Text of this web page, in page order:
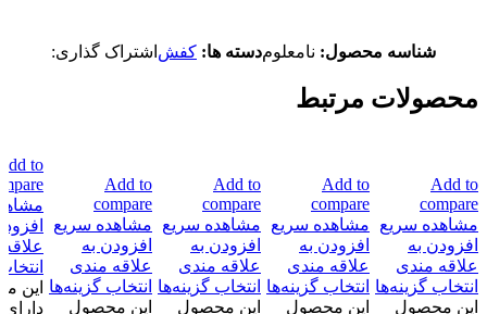
شناسه محصول: نامعلومدسته ها: کفش اشتراک گذاری:
محصولات مرتبط
Add to
compare
مشاهده سریع
افزودن به
علاقه مندی
انتخاب گزینه‌ها
این محصول
Add to
compare
مشاهده سریع
افزودن به
علاقه مندی
انتخاب گزینه‌ها
این محصول
Add to
compare
مشاهده سریع
افزودن به
علاقه مندی
انتخاب گزینه‌ها
این محصول
Add to
compare
مشاهده سریع
افزودن به
علاقه مندی
انتخاب گزینه‌ها
این محصول
to
این
دارای